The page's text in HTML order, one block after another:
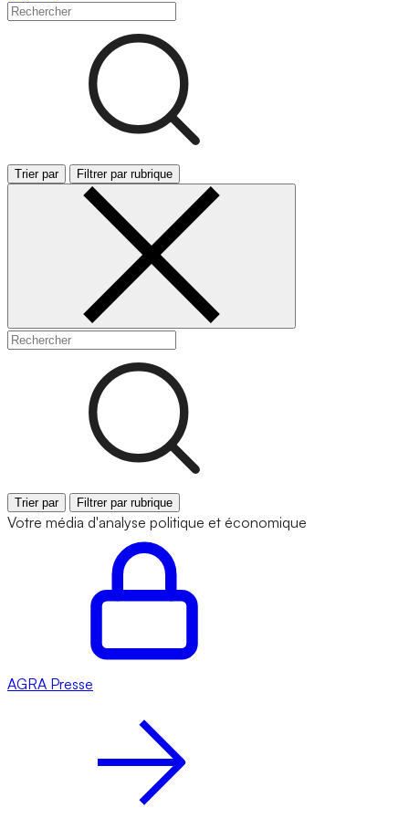
Trier par Filtrer par rubrique
Trier par Filtrer par rubrique
Votre média d'analyse politique et économique
AGRA Presse